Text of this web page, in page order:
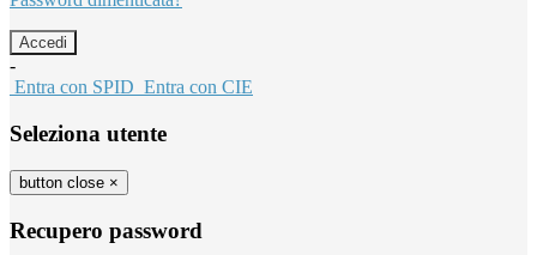
-
Entra con SPID Entra con CIE
Seleziona utente
button close ×
Recupero password